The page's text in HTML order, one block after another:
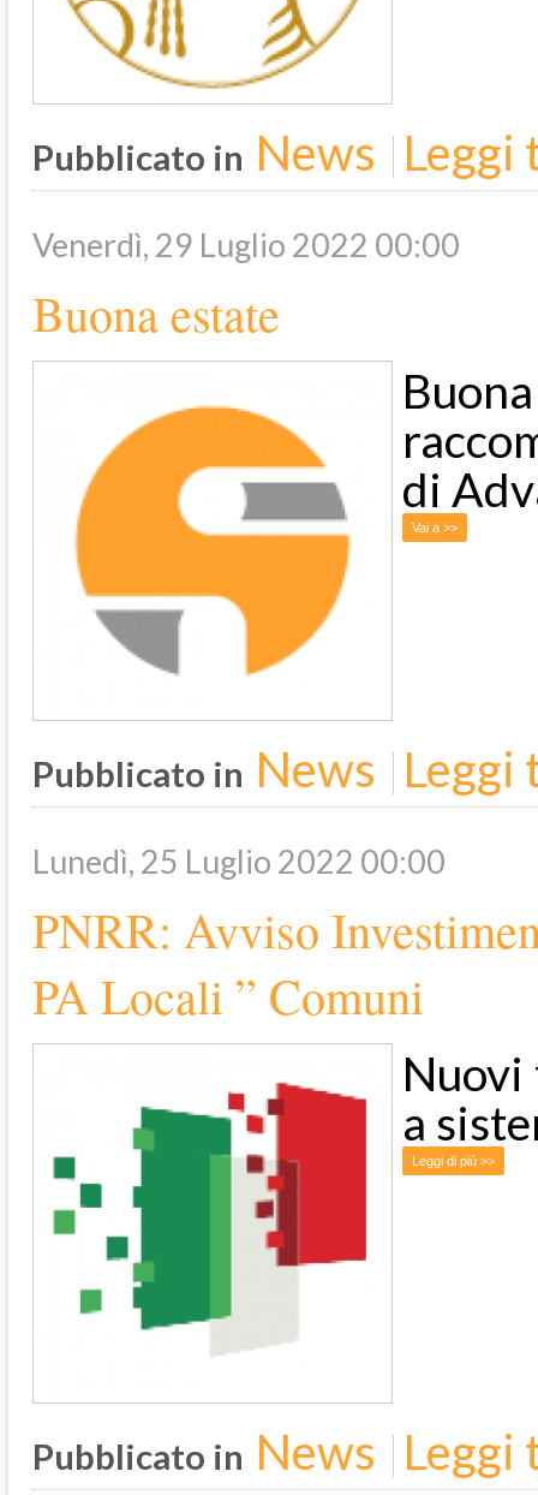
Pubblicato in News Leggi
Venerdì, 29 Luglio 2022 00:00
Buona estate
di
Vai a >>
Pubblicato in News Leggi
Lunedì, 25 Luglio 2022 00:00
PNRR: Avviso
PA Locali ” Comuni
Nuovi
a
Leggi di più >>
Pubblicato in News Leggi